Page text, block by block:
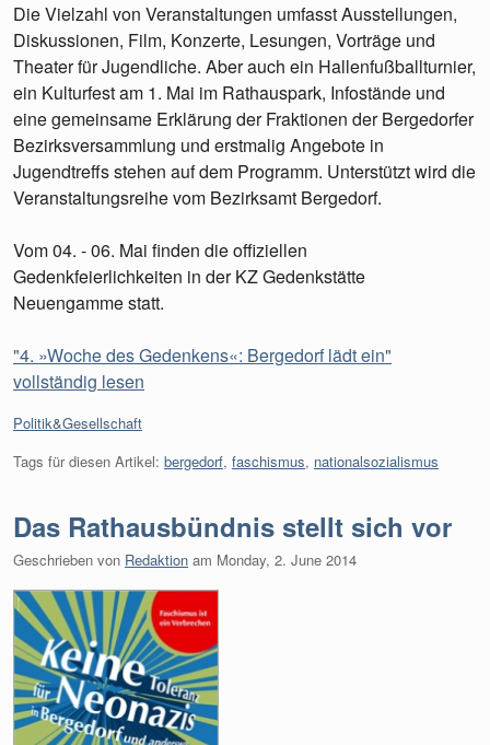
Die Vielzahl von Veranstaltungen umfasst Ausstellungen,
Diskussionen, Film, Konzerte, Lesungen, Vorträge und
Theater für Jugendliche. Aber auch ein Hallenfußballturnier,
ein Kulturfest am 1. Mai im Rathauspark, Infostände und
eine gemeinsame Erklärung der Fraktionen der Bergedorfer
Bezirksversammlung und erstmalig Angebote in
Jugendtreffs stehen auf dem Programm. Unterstützt wird die
Veranstaltungsreihe vom Bezirksamt Bergedorf.
Vom 04. - 06. Mai finden die offiziellen
Gedenkfeierlichkeiten in der KZ Gedenkstätte
Neuengamme statt.
"4. »Woche des Gedenkens«: Bergedorf lädt ein"
vollständig lesen
Kategorien:
Politik&Gesellschaft
Tags für diesen Artikel: bergedorf, faschismus, nationalsozialismus
Das Rathausbündnis stellt sich vor
Geschrieben von Redaktion am Monday, 2. June 2014